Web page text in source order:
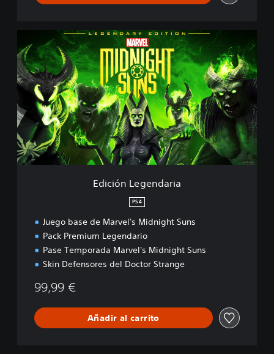
d
i
c
i
n
L
e
g
e
n
Edición Legendaria
PS4
Juego base de Marvel's Midnight Suns
Pack Premium Legendario
Pase Temporada Marvel's Midnight Suns
Skin Defensores del Doctor Strange
99,99 €
Añadir al carrito